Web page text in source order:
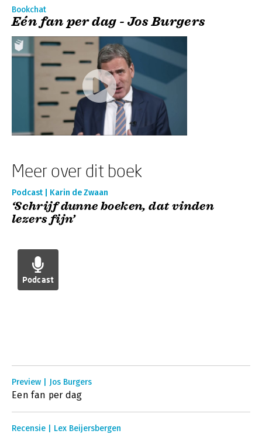
Bookchat
Eén fan per dag - Jos Burgers
Meer over dit boek
Podcast | Karin de Zwaan
‘Schrijf dunne boeken, dat vinden
lezers fijn’
Podcast
Preview | Jos Burgers
Een fan per dag
Recensie | Lex Beijersbergen